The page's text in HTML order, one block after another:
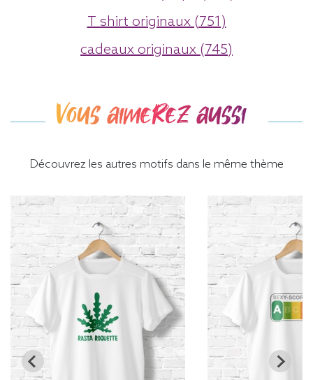
T shirt originaux (751)
cadeaux originaux (745)
Vous aimerez aussi
Découvrez les autres motifs dans le même thème